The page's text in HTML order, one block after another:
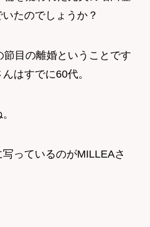
たのでしょうか？
節目の離婚ということです
はすでに60代。
っているのがMILLEAさ